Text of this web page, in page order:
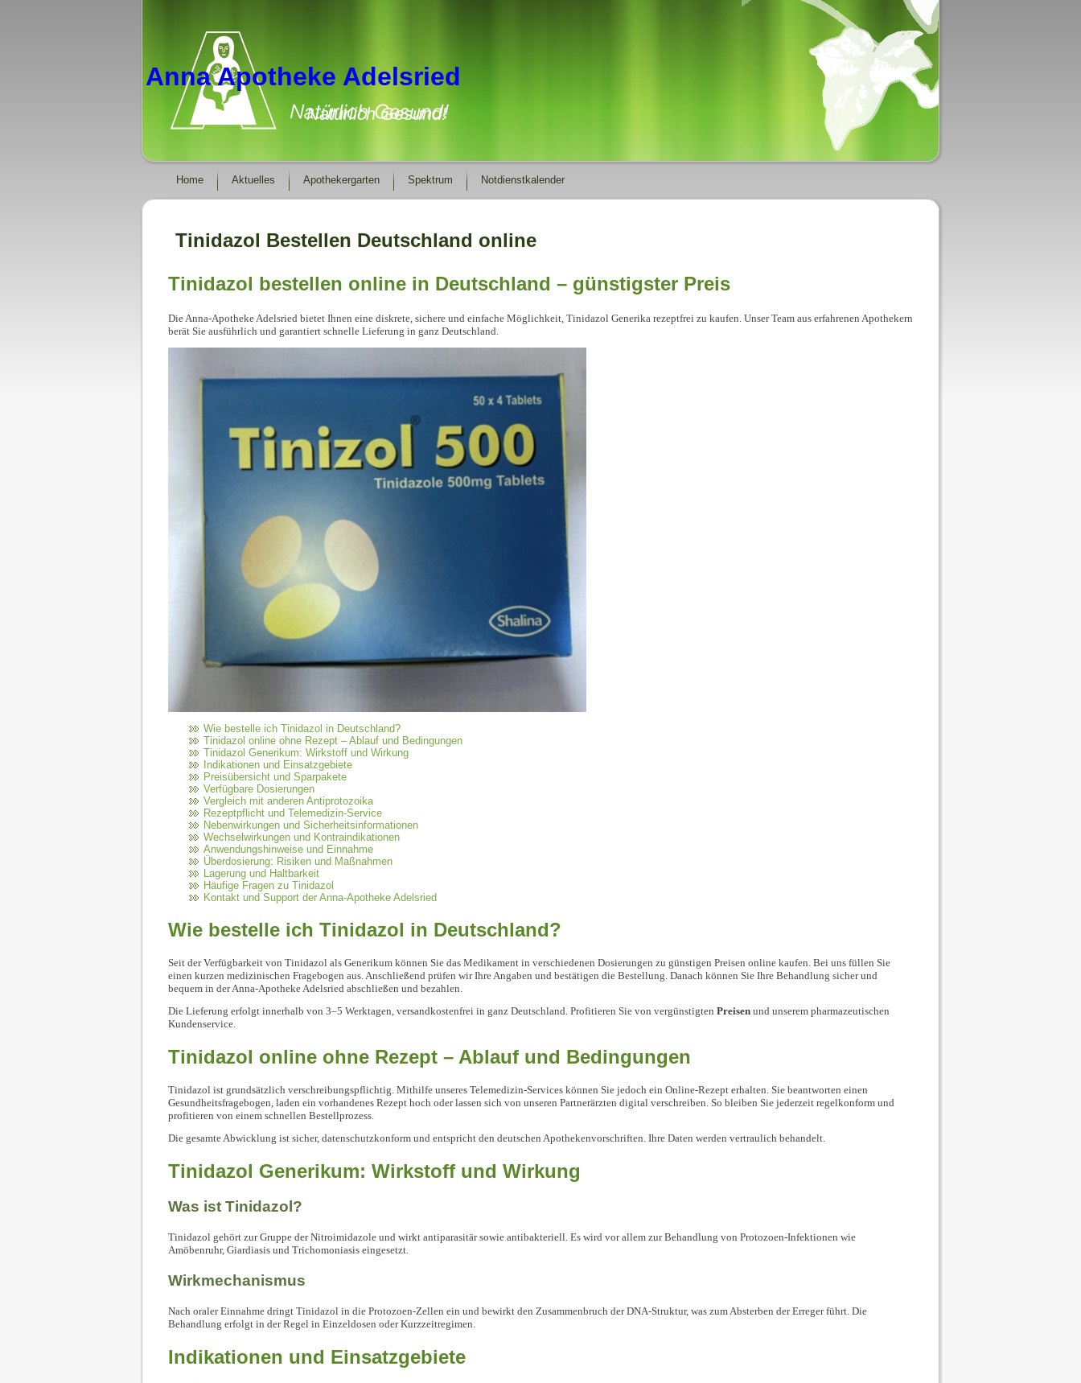
Anna Apotheke Adelsried
Natürlich Gesund!
Home Aktuelles Apothekergarten Spektrum Notdienstkalender
Tinidazol Bestellen Deutschland online
Tinidazol bestellen online in Deutschland – günstigster Preis
Die Anna-Apotheke Adelsried bietet Ihnen eine diskrete, sichere und einfache Möglichkeit, Tinidazol Generika rezeptfrei zu kaufen. Unser Team aus erfahrenen Apothekern
berät Sie ausführlich und garantiert schnelle Lieferung in ganz Deutschland.
Wie bestelle ich Tinidazol in Deutschland?
Tinidazol online ohne Rezept – Ablauf und Bedingungen
Tinidazol Generikum: Wirkstoff und Wirkung
Indikationen und Einsatzgebiete
Preisübersicht und Sparpakete
Verfügbare Dosierungen
Vergleich mit anderen Antiprotozoika
Rezeptpflicht und Telemedizin-Service
Nebenwirkungen und Sicherheitsinformationen
Wechselwirkungen und Kontraindikationen
Anwendungshinweise und Einnahme
Überdosierung: Risiken und Maßnahmen
Lagerung und Haltbarkeit
Häufige Fragen zu Tinidazol
Kontakt und Support der Anna-Apotheke Adelsried
Wie bestelle ich Tinidazol in Deutschland?
Seit der Verfügbarkeit von Tinidazol als Generikum können Sie das Medikament in verschiedenen Dosierungen zu günstigen Preisen online kaufen. Bei uns füllen Sie
einen kurzen medizinischen Fragebogen aus. Anschließend prüfen wir Ihre Angaben und bestätigen die Bestellung. Danach können Sie Ihre Behandlung sicher und
bequem in der Anna-Apotheke Adelsried abschließen und bezahlen.
Die Lieferung erfolgt innerhalb von 3–5 Werktagen, versandkostenfrei in ganz Deutschland. Profitieren Sie von vergünstigten Preisen und unserem pharmazeutischen
Kundenservice.
Tinidazol online ohne Rezept – Ablauf und Bedingungen
Tinidazol ist grundsätzlich verschreibungspflichtig. Mithilfe unseres Telemedizin-Services können Sie jedoch ein Online-Rezept erhalten. Sie beantworten einen
Gesundheitsfragebogen, laden ein vorhandenes Rezept hoch oder lassen sich von unseren Partnerärzten digital verschreiben. So bleiben Sie jederzeit regelkonform und
profitieren von einem schnellen Bestellprozess.
Die gesamte Abwicklung ist sicher, datenschutzkonform und entspricht den deutschen Apothekenvorschriften. Ihre Daten werden vertraulich behandelt.
Tinidazol Generikum: Wirkstoff und Wirkung
Was ist Tinidazol?
Tinidazol gehört zur Gruppe der Nitroimidazole und wirkt antiparasitär sowie antibakteriell. Es wird vor allem zur Behandlung von Protozoen-Infektionen wie
Amöbenruhr, Giardiasis und Trichomoniasis eingesetzt.
Wirkmechanismus
Nach oraler Einnahme dringt Tinidazol in die Protozoen-Zellen ein und bewirkt den Zusammenbruch der DNA-Struktur, was zum Absterben der Erreger führt. Die
Behandlung erfolgt in der Regel in Einzeldosen oder Kurzzeitregimen.
Indikationen und Einsatzgebiete